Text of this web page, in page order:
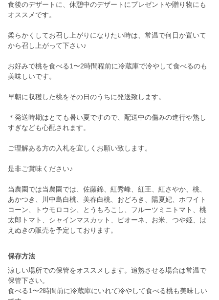
食後のデザートに、休憩中のデザートにプレゼントや贈り物にも
オススメです。
柔らかくしてお召し上がりになりたい時は、常温で何日か置いて
から召し上がって下さい♪
お好みで桃を食べる1〜2時間程前に冷蔵庫で冷やして食べるのも
美味しいです。
早朝に収穫した桃をその日のうちに発送致します。
＊発送時期はとても暑い夏ですので、配送中の傷みの進行や熟し
すぎなども心配されます。
ご理解ある方の入札を宜しくお願い致します。
是非ご賞味ください♪
当農園では当農園では、佐藤錦、紅秀峰、紅王、紅さやか、桃、
あかつき、川中島白桃、美春白桃、おどろき、陽夏妃、ホワイト
コーン、トウモロコシ、とうもろこし、フルーツミニトマト、桃
太郎トマト、シャインマスカット、ピオーネ、お米、つや姫、は
えぬきの販売を予定しております。
保存方法
涼しい場所での保管をオススメします。追熟させる場合は常温で
保管下さい。
食べる1〜2時間前に冷蔵庫にいれて冷やして食べる桃も美味しい